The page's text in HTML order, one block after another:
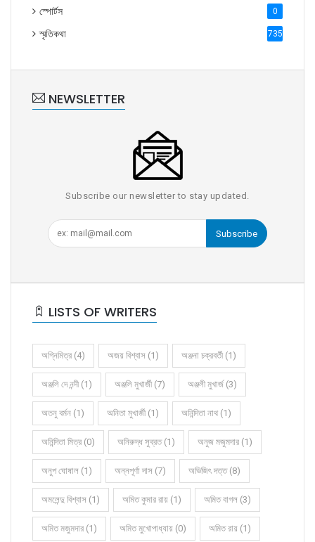
স্পোর্টস 0
স্মৃতিকথা 735
NEWSLETTER
Subscribe our newsletter to stay updated.
Subscribe
LISTS OF WRITERS
অগ্নিমিত্র (4) অজয় বিশ্বাস (1) অঞ্জনা চক্রবর্তী (1)
অঞ্জলি দে নন্দী (1) অঞ্জলি মুখার্জী (7) অঞ্জলী মুখার্জ (3)
অতনু বর্মন (1) অনিতা মুখার্জী (1) অনিন্দিতা নাথ (1)
অনিন্দিতা মিত্র (0) অনিরুদ্ধ সুব্রত (1) অনুজ মজুমদার (1)
অনুপ ঘোষাল (1) অন্নপূর্ণা দাস (7) অভিজিৎ দত্ত (8)
অমলেন্দু বিশ্বাস (1) অমিত কুমার রায় (1) অমিত বাগল (3)
অমিত মজুমদার (1) অমিত মুখোপাধ্যায় (0) অমিত রায় (1)